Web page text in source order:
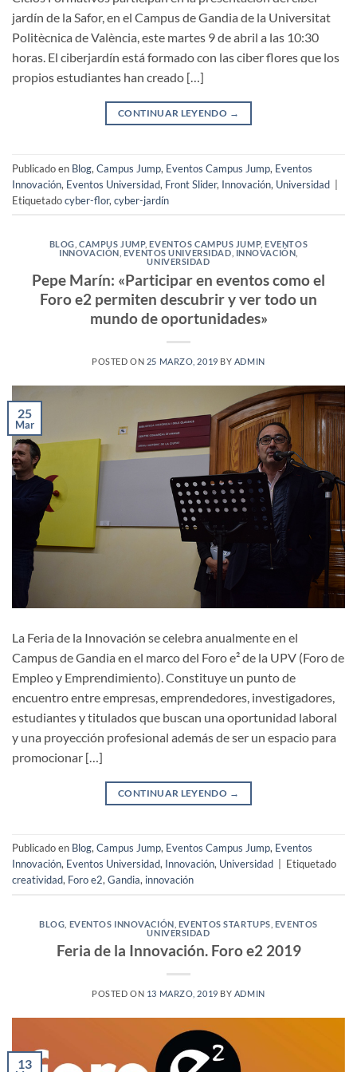
jardín de la Safor, en el Campus de Gandia de la Universitat
Politècnica de València, este martes 9 de abril a las 10:30
horas. El ciberjardín está formado con las ciber flores que los
propios estudiantes han creado […]
CONTINUAR LEYENDO →
Publicado en Blog, Campus Jump, Eventos Campus Jump, Eventos
Innovación, Eventos Universidad, Front Slider, Innovación, Universidad
Etiquetadocyber-flor, cyber-jardín
BLOG ,CAMPUS JUMP,EVENTOS CAMPUS JUMP,EVENTOS
INNOVACIÓN EVENTOS UNIVERSIDAD INNOVACIÓN
UNIVERSIDAD
Pepe Marín: «Participar en eventos como el
Foro e2 permiten descubrir y ver todo un
mundo de oportunidades»
POSTED ON 25 MARZO, 2019 BY ADMIN
25
Mar
La Feria de la Innovación se celebra anualmente en el
Campus de Gandia en el marco del Foro e² de la UPV (Foro de
Empleo y Emprendimiento). Constituye un punto de
encuentro entre empresas, emprendedores, investigadores,
estudiantes y titulados que buscan una oportunidad laboral
y una proyección profesional además de ser un espacio para
promocionar […]
CONTINUAR LEYENDO →
Publicado en Blog, Campus Jump, Eventos Campus Jump, Eventos
Innovación, Eventos Universidad, Innovación, Universidad
Etiquetado
creatividad, Foro e2, Gandia, innovación
BLOG EVENTOS INNOVACIÓN EVENTOS STARTUPS EVENTOS
UNIVERSIDAD
Feria de la Innovación. Foro e2 2019
POSTED ON 13 MARZO, 2019 BY ADMIN
13